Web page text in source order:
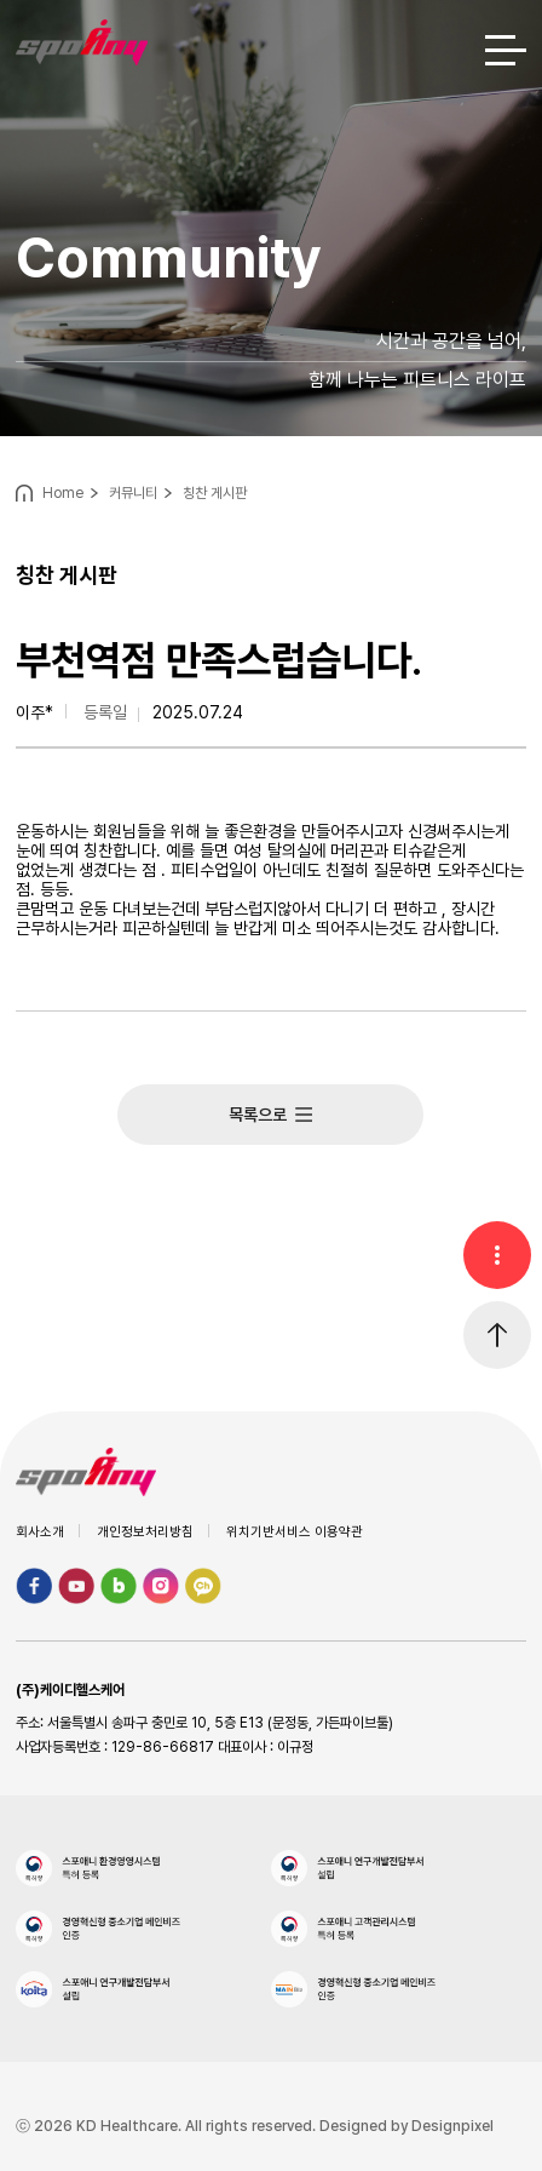
Community
시간과 공간을 넘어,
함께 나누는 피트니스 라이프
칭찬 게시판
Home 커뮤니티 칭찬 게시판
부천역점 만족스럽습니다.
이주* 등록일 2025.07.24
운동하시는 회원님들을 위해 늘 좋은환경을 만들어주시고자 신경써주시는게
눈에 띄여 칭찬합니다. 예를 들면 여성 탈의실에 머리끈과 티슈같은게
없었는게 생겼다는 점 . 피티수업일이 아닌데도 친절히 질문하면 도와주신다는
점. 등등.
큰맘먹고 운동 다녀보는건데 부담스럽지않아서 다니기 더 편하고 , 장시간
근무하시는거라 피곤하실텐데 늘 반갑게 미소 띄어주시는것도 감사합니다.
목록으로
회사소개 개인정보처리방침 위치기반서비스 이용약관
(주)케이디헬스케어
주소: 서울특별시 송파구 충민로 10, 5층 E13 (문정동, 가든파이브툴)
사업자등록번호 : 129-86-66817 대표이사 : 이규정
ⓒ 2026 KD Healthcare. All rights reserved. Designed by Designpixel